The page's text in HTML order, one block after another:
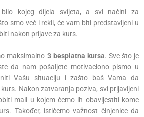
kojeg dijela svijeta, a svi načini za
smo već i rekli, će vam biti predstavljeni u
nakon prijave za kurs.
maksimalno 3 besplatna kursa. Sve što je
da nam pošaljete motivaciono pismo u
Vašu situaciju i zašto baš Vama da
Nakon zatvaranja poziva, svi prijavljeni
mail u kojem ćemo ih obavijestiti kome
Također, ističemo važnost činjenice da